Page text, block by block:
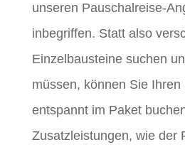
unseren Pauschalreise-
inbegriffen. Statt also
Einzelbausteine suchen
müssen, können Sie Ihren
entspannt im Paket
Zusatzleistungen, wie der